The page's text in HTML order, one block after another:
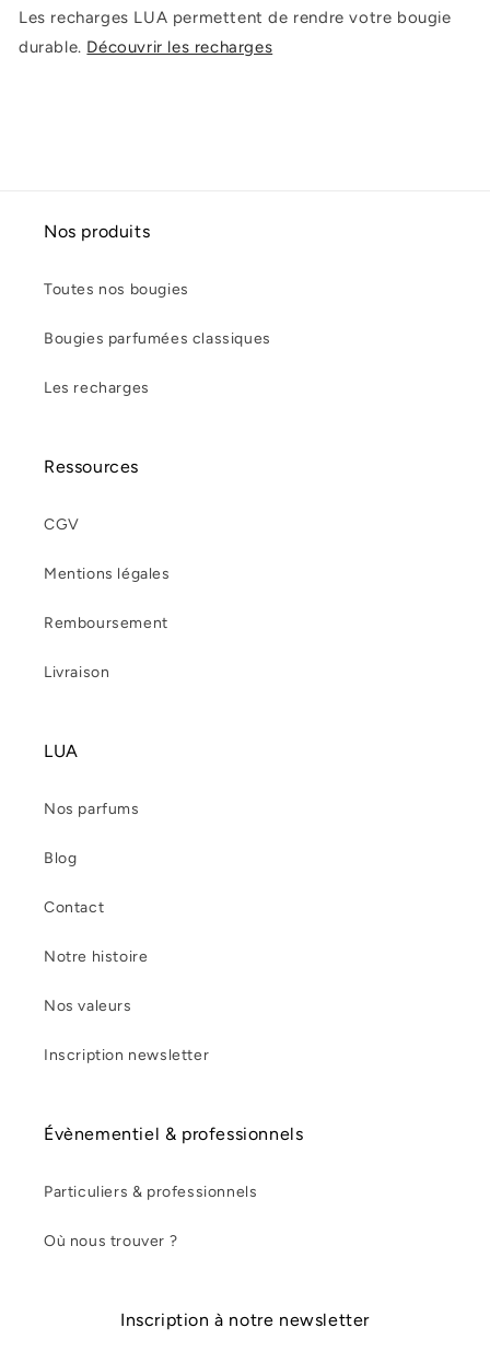
Les recharges LUA permettent de rendre votre bougie
durable. Découvrir les recharges
Nos produits
Toutes nos bougies
Bougies parfumées classiques
Les recharges
Ressources
CGV
Mentions légales
Remboursement
Livraison
LUA
Nos parfums
Blog
Contact
Notre histoire
Nos valeurs
Inscription newsletter
Évènementiel & professionnels
Particuliers & professionnels
Où nous trouver ?
Inscription à notre newsletter